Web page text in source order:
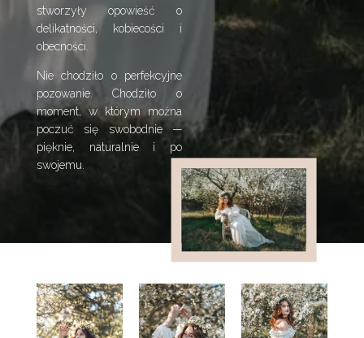
stworzyły opowieść o
delikatności, kobiecości i
obecności.
Nie chodziło o perfekcyjne
pozowanie. Chodziło o
moment, w którym można
poczuć się swobodnie —
pięknie, naturalnie i po
swojemu.